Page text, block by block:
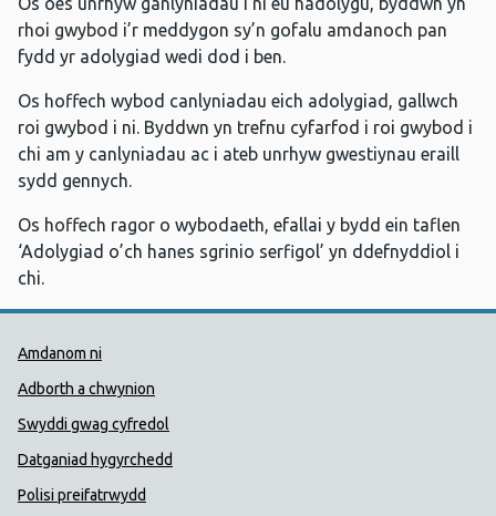
rhoi gwybod i’r meddygon sy’n gofalu amdanoch pan
fydd yr adolygiad wedi dod i ben.
Os hoffech wybod canlyniadau eich adolygiad, gallwch
roi gwybod i ni. Byddwn yn trefnu cyfarfod i roi gwybod i
chi am y canlyniadau ac i ateb unrhyw gwestiynau eraill
sydd gennych.
Os hoffech ragor o wybodaeth, efallai y bydd ein taflen
‘Adolygiad o’ch hanes sgrinio serfigol’ yn ddefnyddiol i
chi.
Dolenni Cymorth Iechyd
Amdanom ni
Adborth a chwynion
Swyddi gwag cyfredol
Datganiad hygyrchedd
Polisi preifatrwydd